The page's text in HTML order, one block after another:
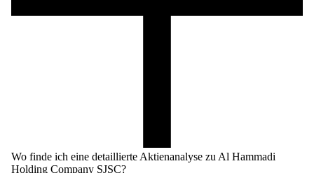
Wo finde ich eine detaillierte Aktienanalyse zu Al Hammadi
Holding Company SJSC?